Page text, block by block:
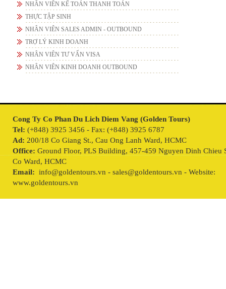
NHÂN VIÊN KẾ TOÁN THANH TOÁN
THỰC TẬP SINH
NHÂN VIÊN SALES ADMIN - OUTBOUND
TRỢ LÝ KINH DOANH
NHÂN VIÊN TƯ VẤN VISA
NHÂN VIÊN KINH DOANH OUTBOUND
Cong Ty Co Phan Du Lich Diem Vang (Golden Tours)
Tel: (+848) 3925 3456 - Fax: (+848) 3925 6787
Ad: 200/18 Co Giang St., Cau Ong Lanh Ward, HCMC
Office: Ground Floor, PLS Building, 457-459 Nguyen Dinh Chieu
Co Ward, HCMC
Email: info@goldentours.vn - sales@goldentours.vn - Website:
www.goldentours.vn